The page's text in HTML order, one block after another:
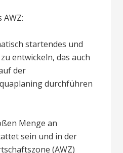
AWZ:
startendes und
entwickeln, das auch
der
durchführen
Menge an
sein und in der
(AWZ)